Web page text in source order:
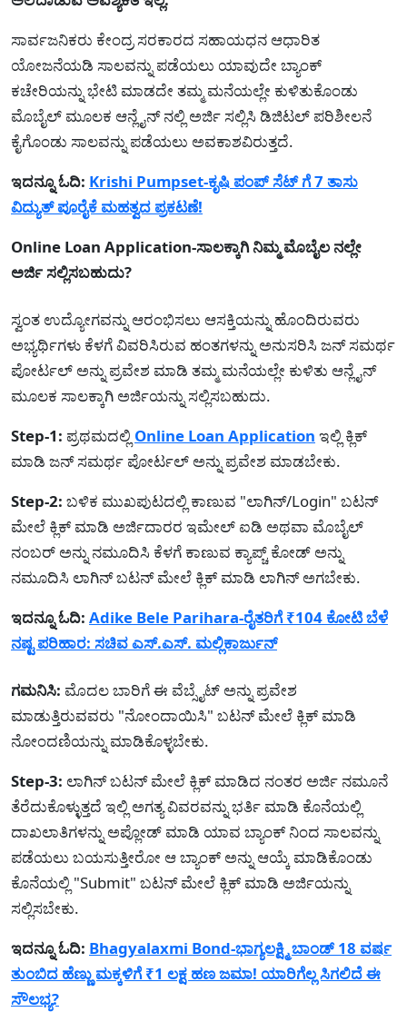
ಸಾರ್ವಜನಿಕರು ಕೇಂದ್ರ ಸರಕಾರದ ಸಹಾಯಧನ ಆಧಾರಿತ
ಯೋಜನೆಯಡಿ ಸಾಲವನ್ನು ಪಡೆಯಲು ಯಾವುದೇ ಬ್ಯಾಂಕ್
ಕಚೇರಿಯನ್ನು ಭೇಟಿ ಮಾಡದೇ ತಮ್ಮ ಮನೆಯಲ್ಲೇ ಕುಳಿತುಕೊಂಡು
ಮೊಬೈಲ್ ಮೂಲಕ ಆನ್ಲೈನ್ ನಲ್ಲಿ ಅರ್ಜಿ ಸಲ್ಲಿಸಿ ಡಿಜಿಟಲ್ ಪರಿಶೀಲನೆ
ಕೈಗೊಂಡು ಸಾಲವನ್ನು ಪಡೆಯಲು ಅವಕಾಶವಿರುತ್ತದೆ.
ಇದನ್ನೂ ಓದಿ: Krishi Pumpset-ಕೃಷಿ ಪಂಪ್ ಸೆಟ್ ಗೆ 7 ತಾಸು
ವಿದ್ಯುತ್ ಪೂರೈಕೆ ಮಹತ್ವದ ಪ್ರಕಟಣೆ!
Online Loan Application-ಸಾಲಕ್ಕಾಗಿ ನಿಮ್ಮ ಮೊಬೈಲ ನಲ್ಲೇ
ಅರ್ಜಿ ಸಲ್ಲಿಸಬಹುದು?
ಸ್ವಂತ ಉದ್ಯೋಗವನ್ನು ಆರಂಭಿಸಲು ಆಸಕ್ತಿಯನ್ನು ಹೊಂದಿರುವರು
ಅಭ್ಯರ್ಥಿಗಳು ಕೆಳಗೆ ವಿವರಿಸಿರುವ ಹಂತಗಳನ್ನು ಅನುಸರಿಸಿ ಜನ್‌ ಸಮರ್ಥ
ಪೋರ್ಟಲ್ ಅನ್ನು ಪ್ರವೇಶ ಮಾಡಿ ತಮ್ಮ ಮನೆಯಲ್ಲೇ ಕುಳಿತು ಆನ್ಲೈನ್
ಮೂಲಕ ಸಾಲಕ್ಕಾಗಿ ಅರ್ಜಿಯನ್ನು ಸಲ್ಲಿಸಬಹುದು.
Step-1: ಪ್ರಥಮದಲ್ಲಿ Online Loan Application ಇಲ್ಲಿ ಕ್ಲಿಕ್
ಮಾಡಿ ಜನ್‌ ಸಮರ್ಥ ಪೋರ್ಟಲ್ ಅನ್ನು ಪ್ರವೇಶ ಮಾಡಬೇಕು.
Step-2: ಬಳಿಕ ಮುಖಪುಟದಲ್ಲಿ ಕಾಣುವ "ಲಾಗಿನ್/Login" ಬಟನ್
ಮೇಲೆ ಕ್ಲಿಕ್ ಮಾಡಿ ಅರ್ಜಿದಾರರ ಇಮೇಲ್ ಐಡಿ ಅಥವಾ ಮೊಬೈಲ್
ನಂಬರ್ ಅನ್ನು ನಮೂದಿಸಿ ಕೆಳಗೆ ಕಾಣುವ ಕ್ಯಾಪ್ಚ್ ಕೋಡ್ ಅನ್ನು
ನಮೂದಿಸಿ ಲಾಗಿನ್ ಬಟನ್ ಮೇಲೆ ಕ್ಲಿಕ್ ಮಾಡಿ ಲಾಗಿನ್ ಅಗಬೇಕು.
ಇದನ್ನೂ ಓದಿ: Adike Bele Parihara-ರೈತರಿಗೆ ₹104 ಕೋಟಿ ಬೆಳೆ
ನಷ್ಟ ಪರಿಹಾರ: ಸಚಿವ ಎಸ್.ಎಸ್. ಮಲ್ಲಿಕಾರ್ಜುನ್
ಗಮನಿಸಿ: ಮೊದಲ ಬಾರಿಗೆ ಈ ವೆಬ್ಸೈಟ್ ಅನ್ನು ಪ್ರವೇಶ
ಮಾಡುತ್ತಿರುವವರು "ನೋಂದಾಯಿಸಿ" ಬಟನ್ ಮೇಲೆ ಕ್ಲಿಕ್ ಮಾಡಿ
ನೋಂದಣಿಯನ್ನು ಮಾಡಿಕೊಳ್ಳಬೇಕು.
Step-3: ಲಾಗಿನ್ ಬಟನ್ ಮೇಲೆ ಕ್ಲಿಕ್ ಮಾಡಿದ ನಂತರ ಅರ್ಜಿ ನಮೂನೆ
ತೆರೆದುಕೊಳ್ಳುತ್ತದೆ ಇಲ್ಲಿ ಅಗತ್ಯ ವಿವರವನ್ನು ಭರ್ತಿ ಮಾಡಿ ಕೊನೆಯಲ್ಲಿ
ದಾಖಲಾತಿಗಳನ್ನು ಅಪ್ಲೋಡ್ ಮಾಡಿ ಯಾವ ಬ್ಯಾಂಕ್ ನಿಂದ ಸಾಲವನ್ನು
ಪಡೆಯಲು ಬಯಸುತ್ತೀರೋ ಆ ಬ್ಯಾಂಕ್ ಅನ್ನು ಆಯ್ಕೆ ಮಾಡಿಕೊಂಡು
ಕೊನೆಯಲ್ಲಿ "Submit" ಬಟನ್ ಮೇಲೆ ಕ್ಲಿಕ್ ಮಾಡಿ ಅರ್ಜಿಯನ್ನು
ಸಲ್ಲಿಸಬೇಕು.
ಇದನ್ನೂ ಓದಿ: Bhagyalaxmi Bond-ಭಾಗ್ಯಲಕ್ಷ್ಮಿ ಬಾಂಡ್ 18 ವರ್ಷ
ತುಂಬಿದ ಹೆಣ್ಣು ಮಕ್ಕಳಿಗೆ ₹1 ಲಕ್ಷ ಹಣ ಜಮಾ! ಯಾರಿಗೆಲ್ಲ ಸಿಗಲಿದೆ ಈ
ಸೌಲಭ್ಯ?